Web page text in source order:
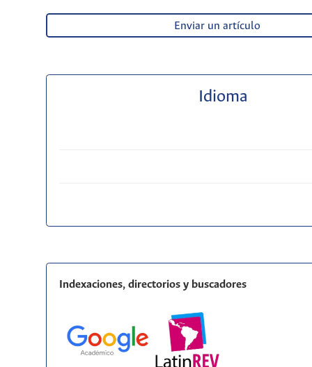
Enviar un artículo
Idioma
Indexaciones, directorios y buscadores